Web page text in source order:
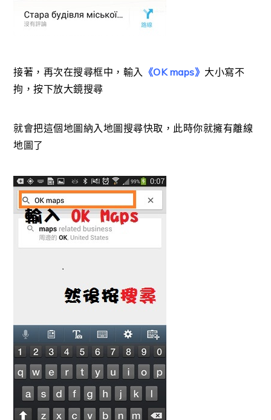
接著，再次在搜尋框中，輸入 《OK maps》 大小寫不
拘，按下放大鏡搜尋
就會把這個地圖納入地圖搜尋快取，此時你就擁有離線
地圖了